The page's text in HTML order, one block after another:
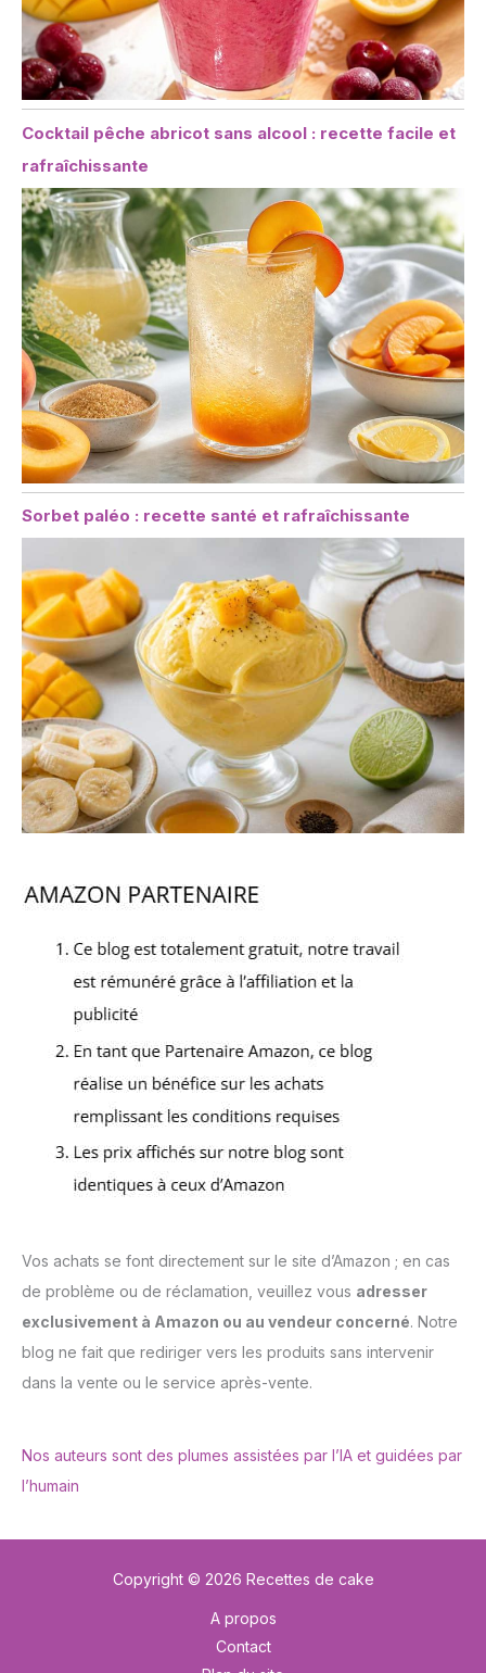
Cocktail pêche abricot sans alcool : recette facile et
rafraîchissante
Sorbet paléo : recette santé et rafraîchissante
Vos achats se font directement sur le site d’Amazon ; en cas
de problème ou de réclamation, veuillez vous adresser
exclusivement à Amazon ou au vendeur concerné. Notre
blog ne fait que rediriger vers les produits sans intervenir
dans la vente ou le service après-vente.
Nos auteurs sont des plumes assistées par l’IA et guidées par
l’humain
Copyright © 2026 Recettes de cake
A propos
Contact